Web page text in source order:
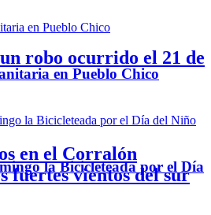
en Pueblo Chico
la Bicicleteada por el Día
robo ocurrido el 21 de
en el Corralón
fuertes vientos del sur